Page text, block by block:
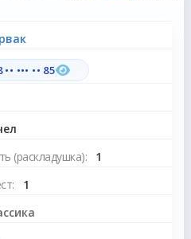
••• •• 85
(раскладушка):
1
1